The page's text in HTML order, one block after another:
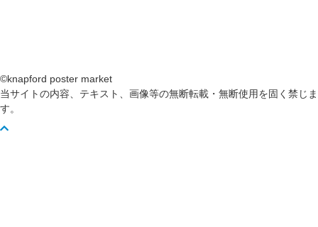
©knapford poster market
当サイトの内容、テキスト、画像等の無断転載・無断使用を固く禁じま
す。